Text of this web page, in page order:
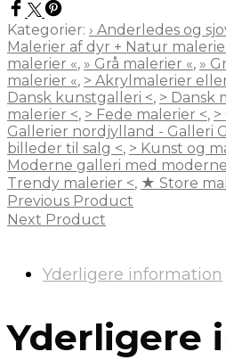
Kategorier: › Anderledes og
Malerier af dyr + Natur
malerier «, » Grå malerier «, »
malerier «, > Akrylmalerier
Dansk kunstgalleri <, > Dansk
malerier <, > Fede malerier <,
Gallerier nordjylland - Galleri
billeder til salg <, > Kunst og
Moderne galleri med
Trendy malerier <, ★ Store
Previous Product
Next Product
Yderligere information
Yderligere